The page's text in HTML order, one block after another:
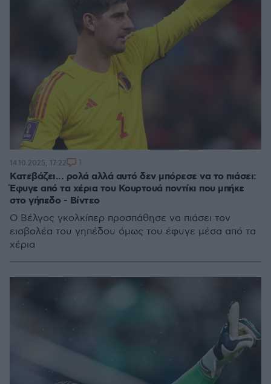
Κατεβάζει... ρολά αλλά αυτό δεν μπόρεσε να το πιάσει:
Έφυγε από τα χέρια του Κουρτουά ποντίκι που μπήκε
στο γήπεδο - Βίντεο
Ο Βέλγος γκολκίπερ προσπάθησε να πιάσει τον
εισβολέα του γηπέδου όμως του έφυγε μέσα από τα
χέρια
14.10.2025, 17:22 1